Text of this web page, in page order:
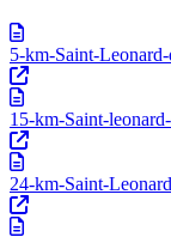
5-km-Saint-
15-km-Saint-
24-km-Saint-